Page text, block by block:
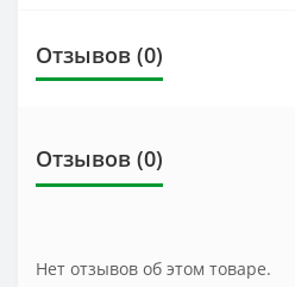
Отзывов (0)
Отзывов (0)
Нет отзывов об этом товаре.